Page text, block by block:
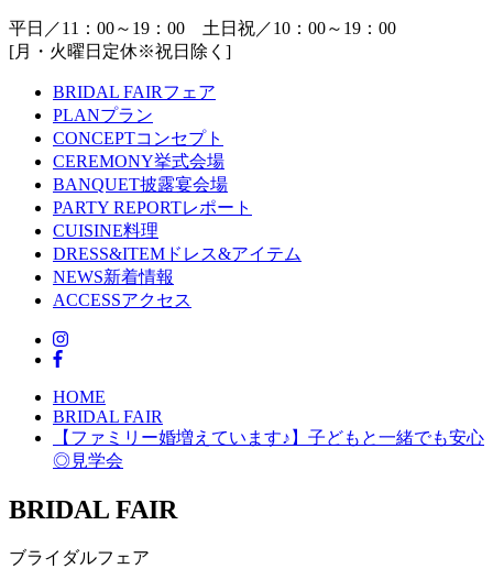
平日／11：00～19：00 土日祝／10：00～19：00
[月・火曜日定休※祝日除く]
BRIDAL FAIRフェア
PLANプラン
CONCEPTコンセプト
CEREMONY挙式会場
BANQUET披露宴会場
PARTY REPORTレポート
CUISINE料理
DRESS&ITEM ドレス&アイテム
NEWS新着情報
ACCESSアクセス
HOME
BRIDAL FAIR
【ファミリー婚増えています♪】子どもと一緒でも安心
◎見学会
BRIDAL FAIR
ブライダルフェア